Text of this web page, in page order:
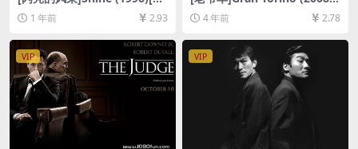
度网盘+夸克网盘1080P超清
未删减资源][网盘在线播放/下
1 年前 2.93
[百度网盘+迅雷云盘资源1080
P超清未删减][MP4/7.5GB][中
4 年前 2.78
VIP VIP